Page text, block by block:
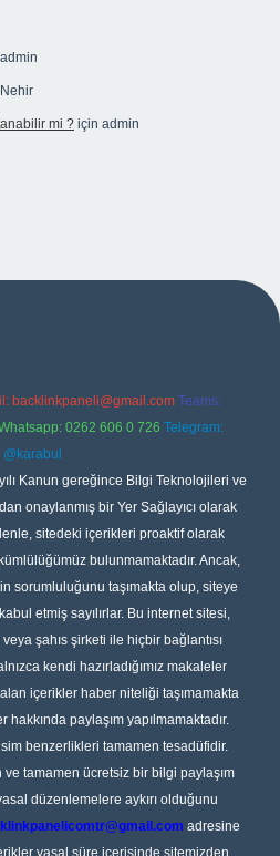
admin
Nehir
mi ? için admin
backlinkpaneli@gmail.com Teams:
0262 606 0 726 Telegram:
@karabul
Kanun gereğince Bilgi Teknolojileri ve
onaylanmış bir Yer Sağlayıcı olarak
sitedeki içerikleri proaktif olarak
bulunmamaktadır. Ancak,
sorumluluğunu taşımakta olup, siteye
etmiş sayılırlar. Bu internet sitesi,
şahıs şirketi ile hiçbir bağlantısı
kendi hazırladığımız makaleler
içerikler haber niteliği taşımamakta
paylaşım yapılmamaktadır.
benzerlikleri tamamen tesadüfidir.
ve tamamen ücretsiz bir bilgi paylaşım
düzenlemelere aykırı olduğunu
adresine
yasal süre içerisinde sitemizden